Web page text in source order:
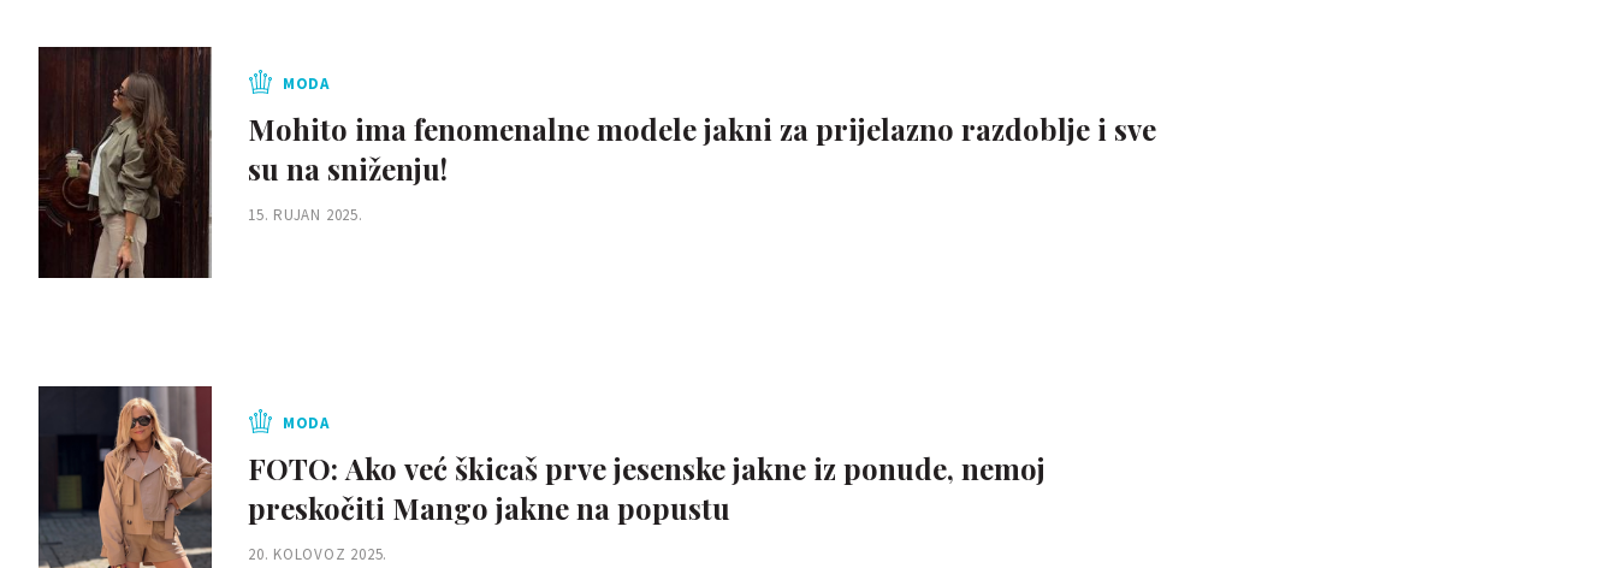
MODA
Mohito ima fenomenalne modele jakni za prijelazno razdoblje i sve
su na sniženju!
15. RUJAN 2025.
MODA
FOTO: Ako već škicaš prve jesenske jakne iz ponude, nemoj
preskočiti Mango jakne na popustu
20. KOLOVOZ 2025.